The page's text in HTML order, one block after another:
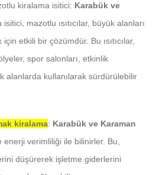
kiralama isitici: Karabük ve
mazotlu ısıtıcılar, büyük alanları
için etkili bir çözümdür. Bu ısıtıcılar,
spor salonları, etkinlik
alanlarda kullanılarak sürdürülebilir
kiralama: Karabük ve Karaman
enerji verimliliği ile bilinirler. Bu,
düşürerek işletme giderlerini